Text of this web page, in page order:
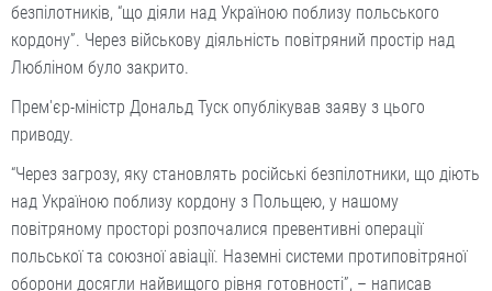
безпілотників, “що діяли над Україною поблизу польського
кордону”. Через військову діяльність повітряний простір над
Любліном було закрито.
Прем'єр-міністр Дональд Туск опублікував заяву з цього
приводу.
“Через загрозу, яку становлять російські безпілотники, що діють
над Україною поблизу кордону з Польщею, у нашому
повітряному просторі розпочалися превентивні операції
польської та союзної авіації. Наземні системи протиповітряної
оборони досягли найвищого рівня готовності”, – написав